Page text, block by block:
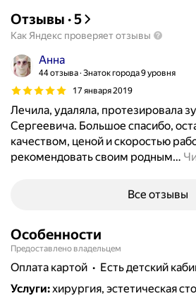
Отзывы ·5
Как Яндекс проверяет отзывы
Анна
44 отзыва Знаток города 9 уровня
17 января 2019
Лечила, удаляла, протезировала
Сергеевича. Большое спасибо,
качеством, ценой и скоростью
рекомендовать своим родным…
Все отзывы
Особенности
Предоставлено владельцем
Оплата картой есть детский
Услуги:хирургия, эстетическая